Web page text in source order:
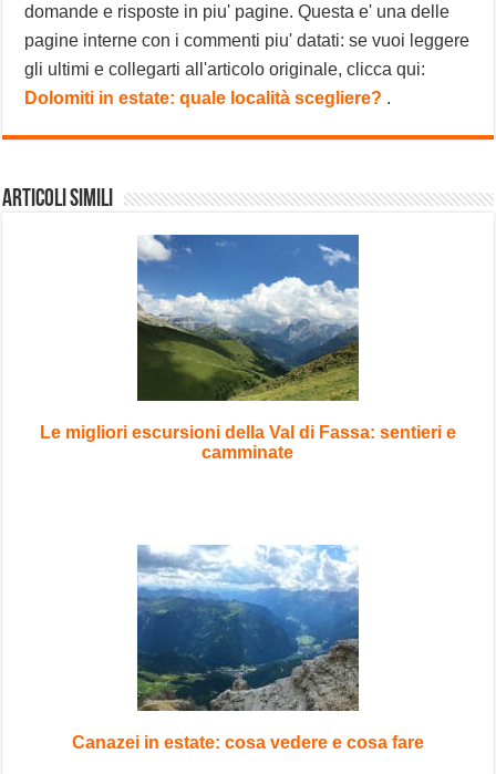
domande e risposte in piu' pagine. Questa e' una delle
pagine interne con i commenti piu' datati: se vuoi leggere
gli ultimi e collegarti all'articolo originale, clicca qui:
Dolomiti in estate: quale località scegliere? .
Articoli Simili
Le migliori escursioni della Val di Fassa: sentieri e
camminate
Canazei in estate: cosa vedere e cosa fare